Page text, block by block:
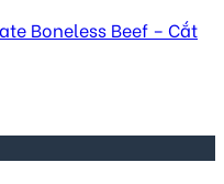
Boneless Beef – Cắt